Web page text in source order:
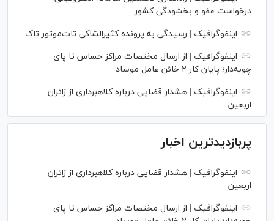
درخواست عفو و بخشودگی کشور
اینفوگرافیک | رسیدگی به پرونده کثیرالشاکی تات‌موتور تاک
اینفوگرافیک | از ارسال مختصات مراکز حساس تا پای
چوبه‌دار؛ پایان کار ۲ خائن عامل موساد
اینفوگرافیک | هشدار قضایی درباره کلاهبرداری از زائران
اربعین
پربازدیدترین اخبار
اینفوگرافیک | هشدار قضایی درباره کلاهبرداری از زائران
اربعین
اینفوگرافیک | از ارسال مختصات مراکز حساس تا پای